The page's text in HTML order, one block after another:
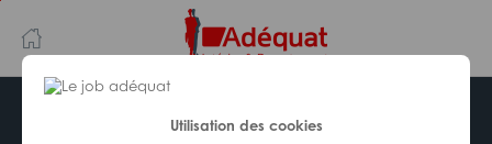
Utilisation des cookies
au
contenu
principal
navigation
Offre indisponible